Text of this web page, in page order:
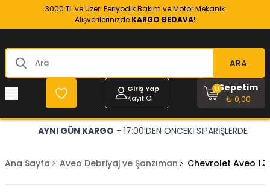
3000 TL ve Üzeri Periyodik Bakım ve Motor Mekanik
Alışverilerinizde KARGO BEDAVA!
ARA
Giriş Yap
Kayıt Ol
Sepetim
₺ 0,00
0
AYNI GÜN KARGO - 17:00’DEN ÖNCEKİ SİPARİŞLERDE
Ana Sayfa Aveo Debriyaj ve Şanzıman Chevrolet Aveo